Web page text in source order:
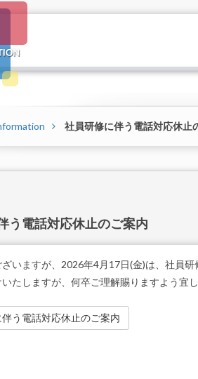
社員研修に伴う電話対応休止
う電話対応休止のご案内
いますが、2026年4月17日(金)は、社員研
たしますが、何卒ご理解賜りますよう宜
う電話対応休止のご案内